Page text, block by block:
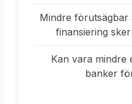
Mindre förutsägbar
finansiering
Kan vara mindre
banker